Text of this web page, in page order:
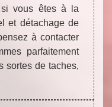
si vous êtes à la
et détachage de
à contacter
parfaitement
sortes de taches,